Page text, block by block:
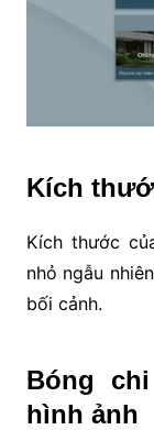
Kích
Kích thước
nhỏ ngẫu
bối cảnh.
Bóng
hình ảnh